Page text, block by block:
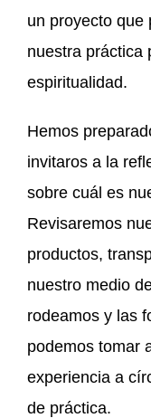
un proyecto que
nuestra práctica
espiritualidad.
Hemos
invitaros a la
sobre cuál es
Revisaremos
productos,
nuestro medio
rodeamos y las
podemos tomar
experiencia a
de práctica.